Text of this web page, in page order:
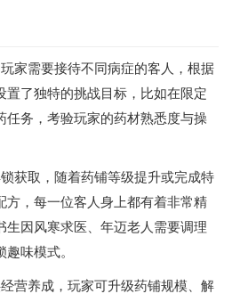
家需要接待不同病症的客人，根据
置了独特的挑战目标，比如在限定
任务，考验玩家的药材熟悉度与操
获取，随着药铺等级提升或完成特
方，每一位客人身上都有着非常精
生因风寒求医、年迈老人需要调理
味模式。
营养成，玩家可升级药铺规模、解